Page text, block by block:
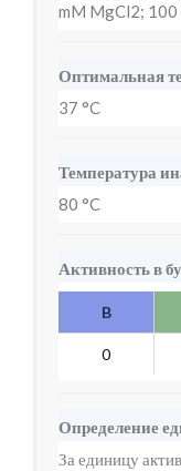
mM MgCl2; 100
Оптимальная
37 °C
Температура
80 °C
Активность в
B
0
Определение
За единицу